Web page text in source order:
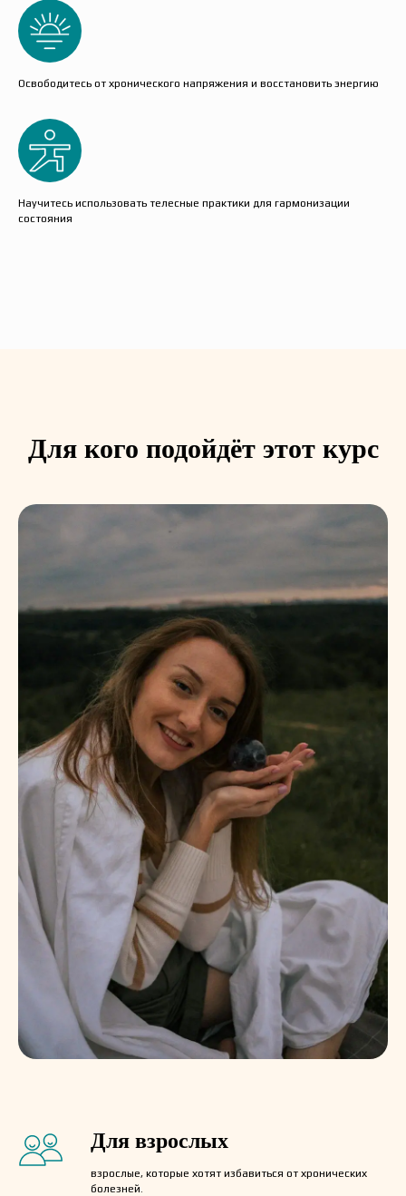
Освободитесь от хронического напряжения и восстановить энергию
Научитесь использовать телесные практики для гармонизации
состояния
Для кого подойдёт этот курс
Для взрослых
взрослые, которые хотят избавиться от хронических
болезней.